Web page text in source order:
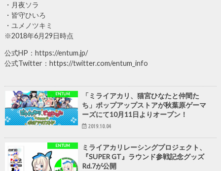
・月夜ソラ
・皆守ひいろ
・ユメノツキミ
※2018年6月29日時点
公式HP：https://entum.jp/
公式Twitter：https://twitter.com/entum_info
ENTUM
「ミライアカリ、猫宮ひなたと仲間た
ち」ポップアップストアが秋葉原ゲーマ
ーズにて10月11日よりオープン！
2019.10.04
ENTUM
ミライアカリレーシングプロジェクト、
『SUPER GT』ラウンド参戦記念グッズ
Rd.7が公開